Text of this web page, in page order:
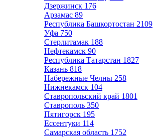
Дзержинск 176
Арзамас 89
Республика Башкортостан 2109
Уфа 750
Стерлитамак 188
Нефтекамск 90
Республика Татарстан 1827
Казань 818
Набережные Челны 258
Нижнекамск 104
Ставропольский край 1801
Ставрополь 350
Пятигорск 195
Ессентуки 114
Самарская область 1752